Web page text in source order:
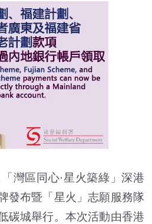
灣區同心·星火築綠」深港
發布暨「星火」志願服務隊
碳城舉行。本次活動由香港